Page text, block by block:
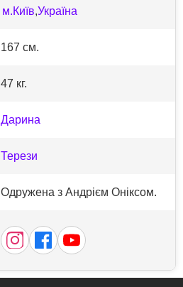
м.Київ,Україна
167 см.
47 кг.
Дарина
Терези
Одружена з Андрієм Оніксом.